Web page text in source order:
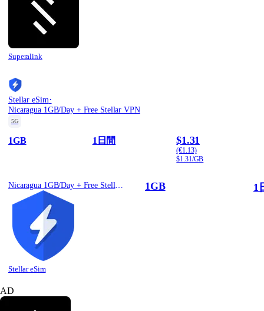
Superalink
Stellar eSim·
Nicaragua 1GB/Day + Free Stellar VPN
5G
1GB 1日間 $1.31
(€1.13)
$1.31/GB
Stellar eSim
1GB 1
AD